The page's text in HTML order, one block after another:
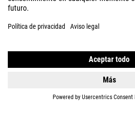
IMPRINT PRIVACY EU DATA ACT PRESS
ESPAÑOL